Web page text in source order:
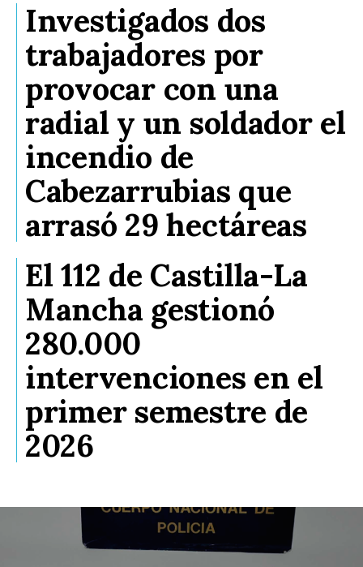
Investigados dos
trabajadores por
provocar con una
radial y un soldador el
incendio de
Cabezarrubias que
arrasó 29 hectáreas
El 112 de Castilla-La
Mancha gestionó
280.000
intervenciones en el
primer semestre de
2026